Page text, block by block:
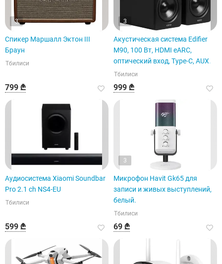
3
Спикер Маршалл Эктон III
Браун
Тбилиси
799 ₾
3
Акустическая система Edifier
M90, 100 Вт, HDMI eARC,
оптический вход, Type-C, AUX.
Тбилиси
999 ₾
Аудиосистема Xiaomi Soundbar
Pro 2.1 ch NS4-EU
Тбилиси
599 ₾
3
Микрофон Havit Gk65 для
записи и живых выступлений,
белый.
Тбилиси
69 ₾